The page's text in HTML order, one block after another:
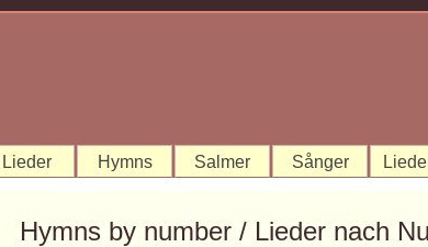
Lieder Hymns Salmer Sånger
Hymns by number / Lieder nach